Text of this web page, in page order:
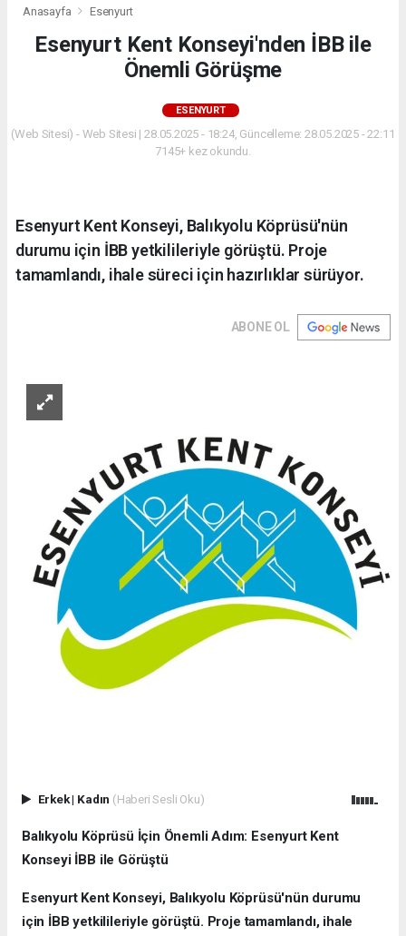
Anasayfa Esenyurt
Esenyurt Kent Konseyi'nden İBB ile
Önemli Görüşme
ESENYURT
(Web Sitesi) - Web Sitesi | 28.05.2025 - 18:24, Güncelleme: 28.05.2025 - 22:11
7145+ kez okundu.
Esenyurt Kent Konseyi, Balıkyolu Köprüsü'nün
durumu için İBB yetkilileriyle görüştü. Proje
tamamlandı, ihale süreci için hazırlıklar sürüyor.
ABONE OL
Erkek| Kadın (Haberi Sesli Oku)
Balıkyolu Köprüsü İçin Önemli Adım: Esenyurt Kent
Konseyi İBB ile Görüştü
Esenyurt Kent Konseyi, Balıkyolu Köprüsü'nün durumu
için İBB yetkilileriyle görüştü. Proje tamamlandı, ihale